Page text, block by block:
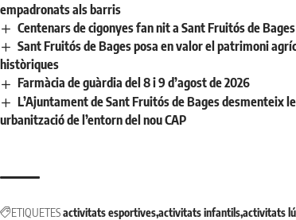
empadronats als barris
Centenars de cigonyes fan nit a Sant Fruitós de
Sant Fruitós de Bages posa en valor el patrimoni
històriques
Farmàcia de guàrdia del 8 i 9 d’agost de 2026
L’Ajuntament de Sant Fruitós de Bages desmenteix
urbanització de l’entorn del nou CAP
ETIQUETESactivitats esportivesactivitats infantilsactivitats